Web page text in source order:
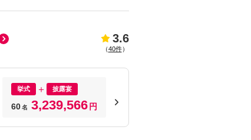
3.6
（40件）
挙式 披露宴
60名 3,239,566 円